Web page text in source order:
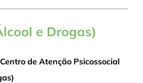
e Drogas)
de Atenção Psicossocial